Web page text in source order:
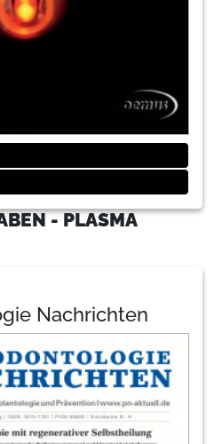
- PLASMA
Nachrichten